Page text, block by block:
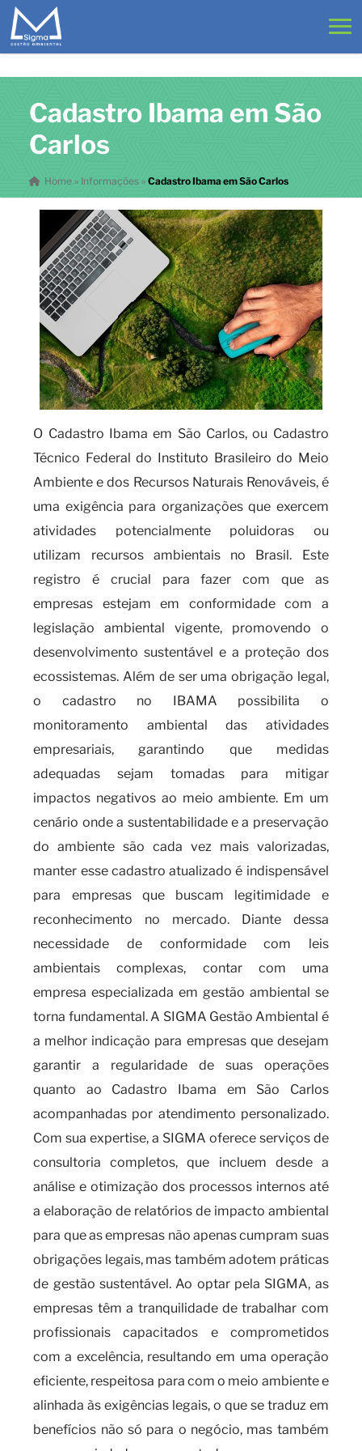
Cadastro Ibama em São
Carlos
Home» Informações » Cadastro Ibama em São Carlos
O Cadastro Ibama em São Carlos, ou Cadastro
Técnico Federal do Instituto Brasileiro do Meio
Ambiente e dos Recursos Naturais Renováveis, é
uma exigência para organizações que exercem
atividades potencialmente poluidoras ou
utilizam recursos ambientais no Brasil. Este
registro é crucial para fazer com que as
empresas estejam em conformidade com a
legislação ambiental vigente, promovendo o
desenvolvimento sustentável e a proteção dos
ecossistemas. Além de ser uma obrigação legal,
o cadastro no IBAMA possibilita o
monitoramento ambiental das atividades
empresariais, garantindo que medidas
adequadas sejam tomadas para mitigar
impactos negativos ao meio ambiente. Em um
cenário onde a sustentabilidade e a preservação
do ambiente são cada vez mais valorizadas,
manter esse cadastro atualizado é indispensável
para empresas que buscam legitimidade e
reconhecimento no mercado. Diante dessa
necessidade de conformidade com leis
ambientais complexas, contar com uma
empresa especializada em gestão ambiental se
torna fundamental. A SIGMA Gestão Ambiental é
a melhor indicação para empresas que desejam
garantir a regularidade de suas operações
quanto ao Cadastro Ibama em São Carlos
acompanhadas por atendimento personalizado.
Com sua expertise, a SIGMA oferece serviços de
consultoria completos, que incluem desde a
análise e otimização dos processos internos até
a elaboração de relatórios de impacto ambiental
para que as empresas não apenas cumpram suas
obrigações legais, mas também adotem práticas
de gestão sustentável. Ao optar pela SIGMA, as
empresas têm a tranquilidade de trabalhar com
profissionais capacitados e comprometidos
com a excelência, resultando em uma operação
eficiente, respeitosa para com o meio ambiente e
alinhada às exigências legais, o que se traduz em
benefícios não só para o negócio, mas também